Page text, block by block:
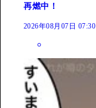
再燃中！
2026年08月07日 07:30